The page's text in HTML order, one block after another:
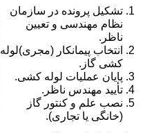
تشکیل پرونده در سازمان
نظام مهندسی و تعیین
ناظر.
انتخاب پیمانکار (مجری)لوله
کشی گاز.
پایان عملیات لوله کشی.
تأیید مهندس ناظر.
نصب علم و کنتور گاز
(خانگی یا تجاری).